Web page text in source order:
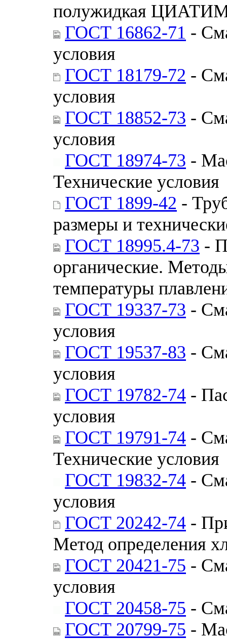
полужидкая
ГОСТ 16862-71 -
условия
ГОСТ 18179-72 -
условия
ГОСТ 18852-73 -
условия
ГОСТ 18974-73 -
Технические условия
ГОСТ 1899-42 -
размеры и
ГОСТ 18995.4-73 -
органические.
температуры
ГОСТ 19337-73 -
условия
ГОСТ 19537-83 -
условия
ГОСТ 19782-74 -
условия
ГОСТ 19791-74 -
Технические условия
ГОСТ 19832-74 -
условия
ГОСТ 20242-74 -
Метод определения
ГОСТ 20421-75 -
условия
ГОСТ 20458-75 -
ГОСТ 20799-75 -